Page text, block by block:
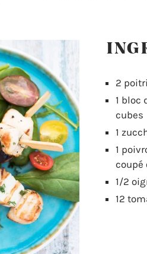
2
1 bloc
cubes
1
1
coupé
1/2
12